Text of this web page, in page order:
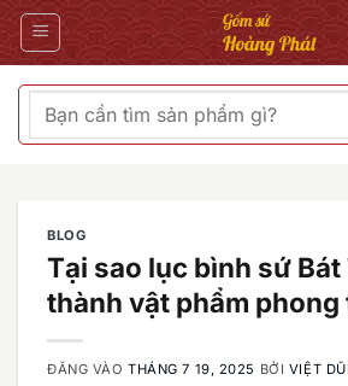
Bỏ
qua
Tìm
kiếm:
BLOG
Tại sao lục bình sứ
thành vật phẩm phong
ĐĂNG VÀOTHÁNG 7 19, 2025 BỞI VIỆT